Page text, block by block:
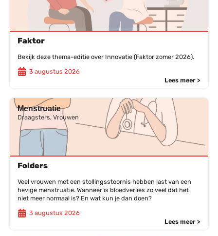
Faktor
Bekijk deze thema-editie over Innovatie (Faktor zomer 2026).
3 augustus 2026
Lees meer >
Menstruatie
Draagsters, Vrouwen
Folders
Veel vrouwen met een stollingsstoornis hebben last van een
hevige menstruatie. Wanneer is bloedverlies zo veel dat het
niet meer normaal is? En wat kun je dan doen?
3 augustus 2026
Lees meer >